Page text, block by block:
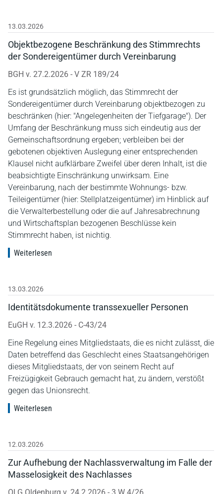
13.03.2026
Objektbezogene Beschränkung des Stimmrechts
der Sondereigentümer durch Vereinbarung
BGH v. 27.2.2026 - V ZR 189/24
Es ist grundsätzlich möglich, das Stimmrecht der
Sondereigentümer durch Vereinbarung objektbezogen zu
beschränken (hier: "Angelegenheiten der Tiefgarage"). Der
Umfang der Beschränkung muss sich eindeutig aus der
Gemeinschaftsordnung ergeben; verbleiben bei der
gebotenen objektiven Auslegung einer entsprechenden
Klausel nicht aufklärbare Zweifel über deren Inhalt, ist die
beabsichtigte Einschränkung unwirksam. Eine
Vereinbarung, nach der bestimmte Wohnungs- bzw.
Teileigentümer (hier: Stellplatzeigentümer) im Hinblick auf
die Verwalterbestellung oder die auf Jahresabrechnung
und Wirtschaftsplan bezogenen Beschlüsse kein
Stimmrecht haben, ist nichtig.
Weiterlesen
13.03.2026
Identitätsdokumente transsexueller Personen
EuGH v. 12.3.2026 - C-43/24
Eine Regelung eines Mitgliedstaats, die es nicht zulässt, die
Daten betreffend das Geschlecht eines Staatsangehörigen
dieses Mitgliedstaats, der von seinem Recht auf
Freizügigkeit Gebrauch gemacht hat, zu ändern, verstößt
gegen das Unionsrecht.
Weiterlesen
12.03.2026
Zur Aufhebung der Nachlassverwaltung im Falle der
Masselosigkeit des Nachlasses
OLG Oldenburg v. 24.2.2026 - 3 W 4/26